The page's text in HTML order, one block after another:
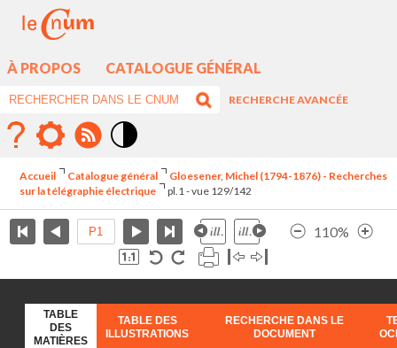
À PROPOS CATALOGUE GÉNÉRAL
RECHERCHE AVANCÉE
élévé
Accueil Catalogue général
Gloesener, Michel (1794-1876) - Recherches
sur la télégraphie électrique
pl.1 - vue 129/142
110%
TABLE
DES
MATIÈRES
TABLE DES
ILLUSTRATIONS
RECHERCHE DANS LE
DOCUMENT